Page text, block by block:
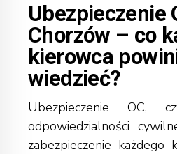
Ubezpieczenie
Chorzów – co
kierowca
wiedzieć?
Ubezpieczenie OC,
odpowiedzialności
zabezpieczenie każdego